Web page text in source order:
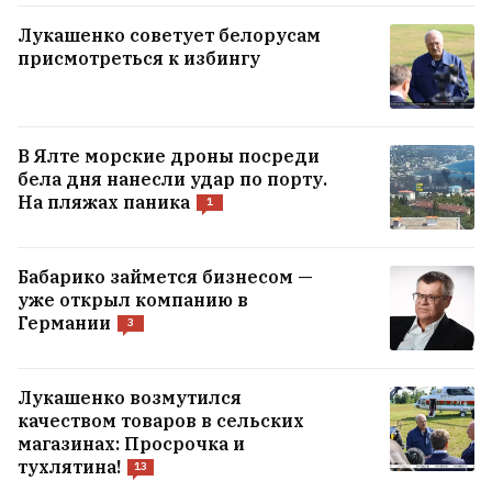
Лукашенко советует белорусам
присмотреться к избингу
В Ялте морские дроны посреди
бела дня нанесли удар по порту.
На пляжах паника
1
Бабарико займется бизнесом —
уже открыл компанию в
Германии
3
Лукашенко возмутился
качеством товаров в сельских
магазинах: Просрочка и
тухлятина!
13
что будет дальше
9
«Об этот трамплин можно убиваться
на велотренировке из-за неожиданного
препятствия
7
Андерса из-под Новогрудка отсудил $180
тысяч за страдания отца в советском
лагере
13
Немецкая дипломат в Минске в парке
Янки Купалы прочла стихотворение
белорусского классика